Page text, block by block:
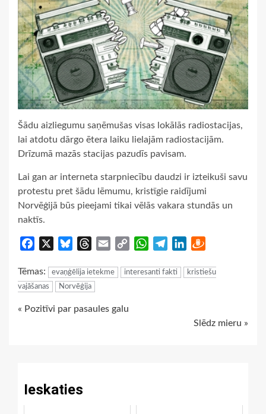
Šādu aizliegumu saņēmušas visas lokālās radiostacijas,
lai atdotu dārgo ētera laiku lielajām radiostacijām.
Drīzumā mazās stacijas pazudīs pavisam.
Lai gan ar interneta starpniecību daudzi ir izteikuši savu
protestu pret šādu lēmumu, kristīgie raidījumi
Norvēģijā būs pieejami tikai vēlās vakara stundās un
naktīs.
Facebook BlueskyThreads
Email
Copy
WhatsApp
TelegramLinkedIn
Tēmas: evaņģēlija ietekme interesanti fakti
kristiešu
vajāšanas
Norvēģija
Continue
« Pozitīvi par pasaules galu
Slēdz mieru »
Ieskaties